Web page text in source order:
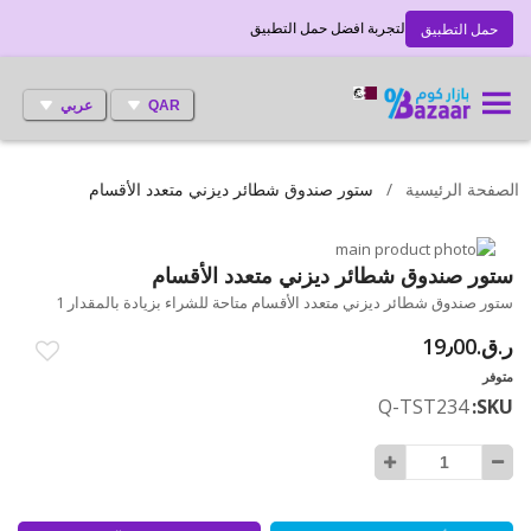
حمل التطبيق لتجربة افضل حمل التطبيق
QAR عربي
الصفحة الرئيسية ستور صندوق شطائر ديزني متعدد الأقسام
انتقل
إلى
النهاية
معرض
الصور
تخطي
إلى
بداية
معرض
الصور
ستور صندوق شطائر ديزني متعدد الأقسام
ستور صندوق شطائر ديزني متعدد الأقسام متاحة للشراء بزيادة بالمقدار 1
ر.ق.‏19٫00
متوفر
SKU
Q-TST234